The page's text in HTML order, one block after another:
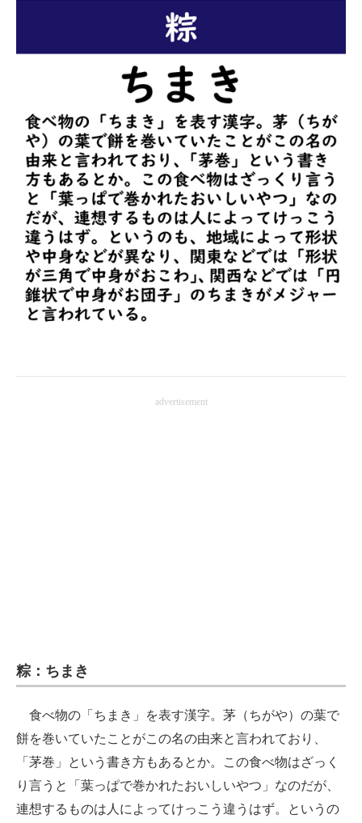
進化するPCとデバイスの未来
ビジネスと働き方のヒント
AI活用のいまが分かる
企業ITのトレンドを詳説
経営リーダーのコミュニティ
マーケ×ITの今がよく分かる
ITエンジニア向け専門サイト
企業向けIT製品の総合サイト
モノづくり技術者専門サイトadvertisement
粽：ちまき
食べ物の「ちまき」を表す漢字。茅（ちがや）の葉で
餅を巻いていたことがこの名の由来と言われており、
「茅巻」という書き方もあるとか。この食べ物はざっく
り言うと「葉っぱで巻かれたおいしいやつ」なのだが、
連想するものは人によってけっこう違うはず。というの